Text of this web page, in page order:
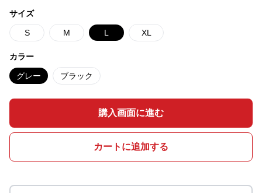
サイズ
S M L XL
カラー
グレー ブラック
購入画面に進む
カートに追加する